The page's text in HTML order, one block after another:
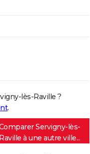
lès-Raville ?
.
Servigny-lès-
Raville à une autre ville...